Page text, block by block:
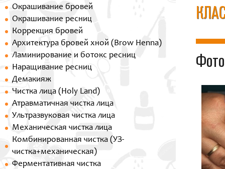
Окрашивание бровей
Окрашивание ресниц
Коррекция бровей
Архитектура бровей хной (Brow Henna)
Ламинирование и ботокс ресниц
Наращивание ресниц
Демакияж
Чистка лица (Holy Land)
Атравматичная чистка лица
Ультразвуковая чистка лица
Механическая чистка лица
Комбинированная чистка (УЗ-
чистка+механическая)
Ферментативная чистка